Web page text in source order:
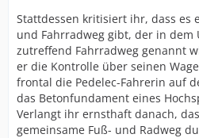
Stattdessen kritisiert ihr, dass es
und Fahrradweg gibt, der in
zutreffend Fahrradweg genannt
er die Kontrolle über seinen
frontal die Pedelec-Fahrerin auf
das Betonfundament eines
Verlangt ihr ernsthaft danach,
gemeinsame Fuß- und Radweg